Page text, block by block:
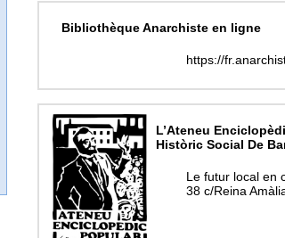
Bibliothèque Anarchiste en ligne
https://
L’Ateneu
Històric Social De
Le futur local en
38 c/Reina